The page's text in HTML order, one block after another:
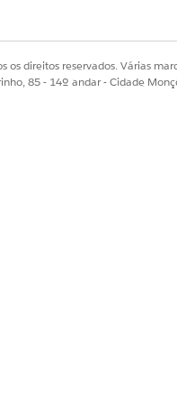
direitos reservados. Várias
85 - 14º andar - Cidade